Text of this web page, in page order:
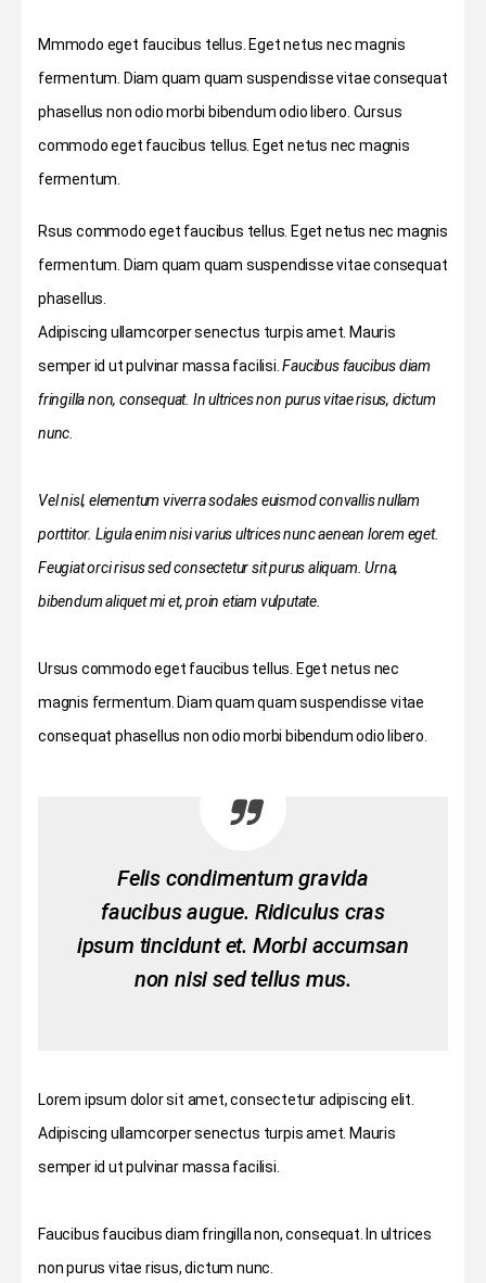
Mmmodo eget faucibus tellus. Eget netus nec magnis
fermentum. Diam quam quam suspendisse vitae consequat
phasellus non odio morbi bibendum odio libero. Cursus
commodo eget faucibus tellus. Eget netus nec magnis
fermentum.
Rsus commodo eget faucibus tellus. Eget netus nec magnis
fermentum. Diam quam quam suspendisse vitae consequat
phasellus.
Adipiscing ullamcorper senectus turpis amet. Mauris
semper id ut pulvinar massa facilisi.Faucibus faucibus diam
fringilla non, consequat. In ultrices non purus vitae risus, dictum
nunc.
Vel nisl, elementum viverra sodales euismod convallis nullam
porttitor. Ligula enim nisi varius ultrices nunc aenean lorem eget.
Feugiat orci risus sed consectetur sit purus aliquam. Urna,
bibendum aliquet mi et, proin etiam vulputate.
Ursus commodo eget faucibus tellus. Eget netus nec
magnis fermentum. Diam quam quam suspendisse vitae
consequat phasellus non odio morbi bibendum odio libero.
Felis condimentum gravida
faucibus augue. Ridiculus cras
ipsum tincidunt et. Morbi accumsan
non nisi sed tellus mus.
Lorem ipsum dolor sit amet, consectetur adipiscing elit.
Adipiscing ullamcorper senectus turpis amet. Mauris
semper id ut pulvinar massa facilisi.
Faucibus faucibus diam fringilla non, consequat. In ultrices
non purus vitae risus, dictum nunc.